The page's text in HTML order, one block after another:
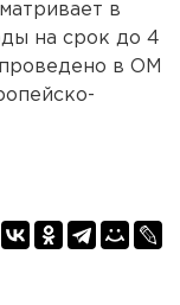
в
на срок до 4
в ОМ